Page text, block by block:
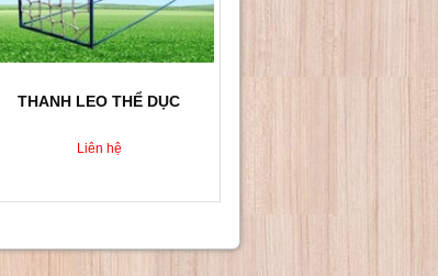
THANH LEO THỂ DỤC
Liên hệ